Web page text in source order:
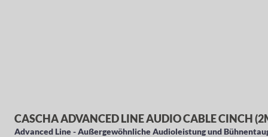
CASCHA ADVANCED LINE AUDIO CABLE CINCH
Advanced Line - Außergewöhnliche Audioleistung und